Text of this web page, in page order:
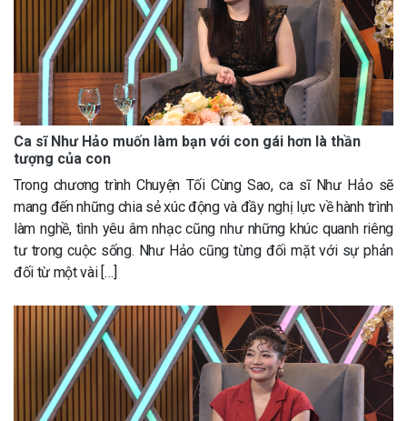
Ca sĩ Như Hảo muốn làm bạn với con gái hơn là thần
tượng của con
Trong chương trình Chuyện Tối Cùng Sao, ca sĩ Như Hảo sẽ
mang đến những chia sẻ xúc động và đầy nghị lực về hành trình
làm nghề, tình yêu âm nhạc cũng như những khúc quanh riêng
tư trong cuộc sống. Như Hảo cũng từng đối mặt với sự phản
đối từ một vài […]